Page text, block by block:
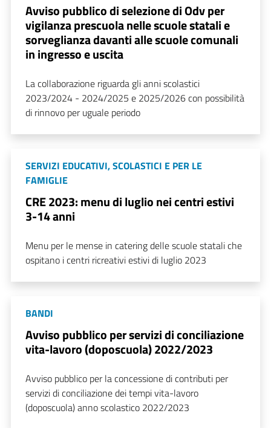
Avviso pubblico di selezione di Odv per
vigilanza prescuola nelle scuole statali e
sorveglianza davanti alle scuole comunali
in ingresso e uscita
La collaborazione riguarda gli anni scolastici
2023/2024 - 2024/2025 e 2025/2026 con possibilità
di rinnovo per uguale periodo
SERVIZI EDUCATIVI, SCOLASTICI E PER LE
FAMIGLIE
CRE 2023: menu di luglio nei centri estivi
3-14 anni
Menu per le mense in catering delle scuole statali che
ospitano i centri ricreativi estivi di luglio 2023
BANDI
Avviso pubblico per servizi di conciliazione
vita-lavoro (doposcuola) 2022/2023
Avviso pubblico per la concessione di contributi per
servizi di conciliazione dei tempi vita-lavoro
(doposcuola) anno scolastico 2022/2023